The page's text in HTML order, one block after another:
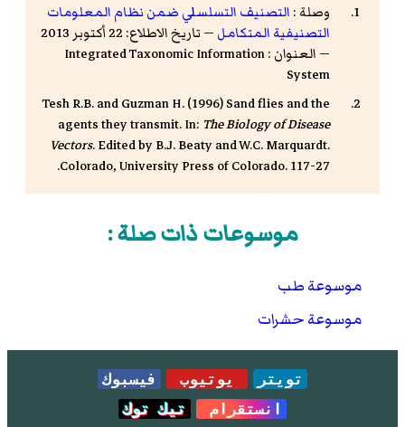
وصلة : التصنيف التسلسلي ضمن نظام المعلومات
التصنيفية المتكامل
— تاريخ الاطلاع: 22 أكتوبر 2013
— العنوان : Integrated Taxonomic Information
System
Tesh R.B. and Guzman H. (1996) Sand flies and the
agents they transmit. In: The Biology of Disease
Vectors. Edited by B.J. Beaty and W.C. Marquardt.
Colorado, University Press of Colorado. 117-27.
موسوعات ذات صلة :
موسوعة طب
موسوعة حشرات
تويتر يوتيوب
فيسبوك
انستقرام
تيك توك